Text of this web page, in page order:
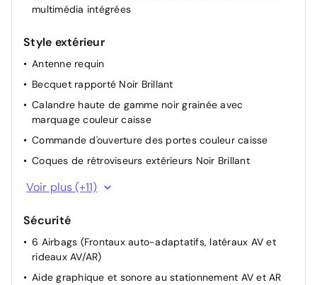
Volant réglable en hauteur et en profondeur
multimédia intégrées
Style extérieur
Antenne requin
Becquet rapporté Noir Brillant
Calandre haute de gamme noir grainée avec
marquage couleur caisse
Commande d'ouverture des portes couleur caisse
Coques de rétroviseurs extérieurs Noir Brillant
Enjoliveur bas de calandre noir grainé
Enjoliveur entre feux AR noir brillant
Enjoliveur supérieur de calandre Noir grainé
Feux AR signature 3 griffes, stop à LEDs, recul et
indicateur de direction à lampe
Voir plus (+11)
Sécurité
6 Airbags (Frontaux auto-adaptatifs, latéraux AV et
rideaux AV/AR)
Aide graphique et sonore au stationnement AV et AR